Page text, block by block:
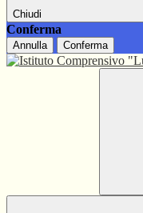
Chiudi
Conferma
Annulla Conferma